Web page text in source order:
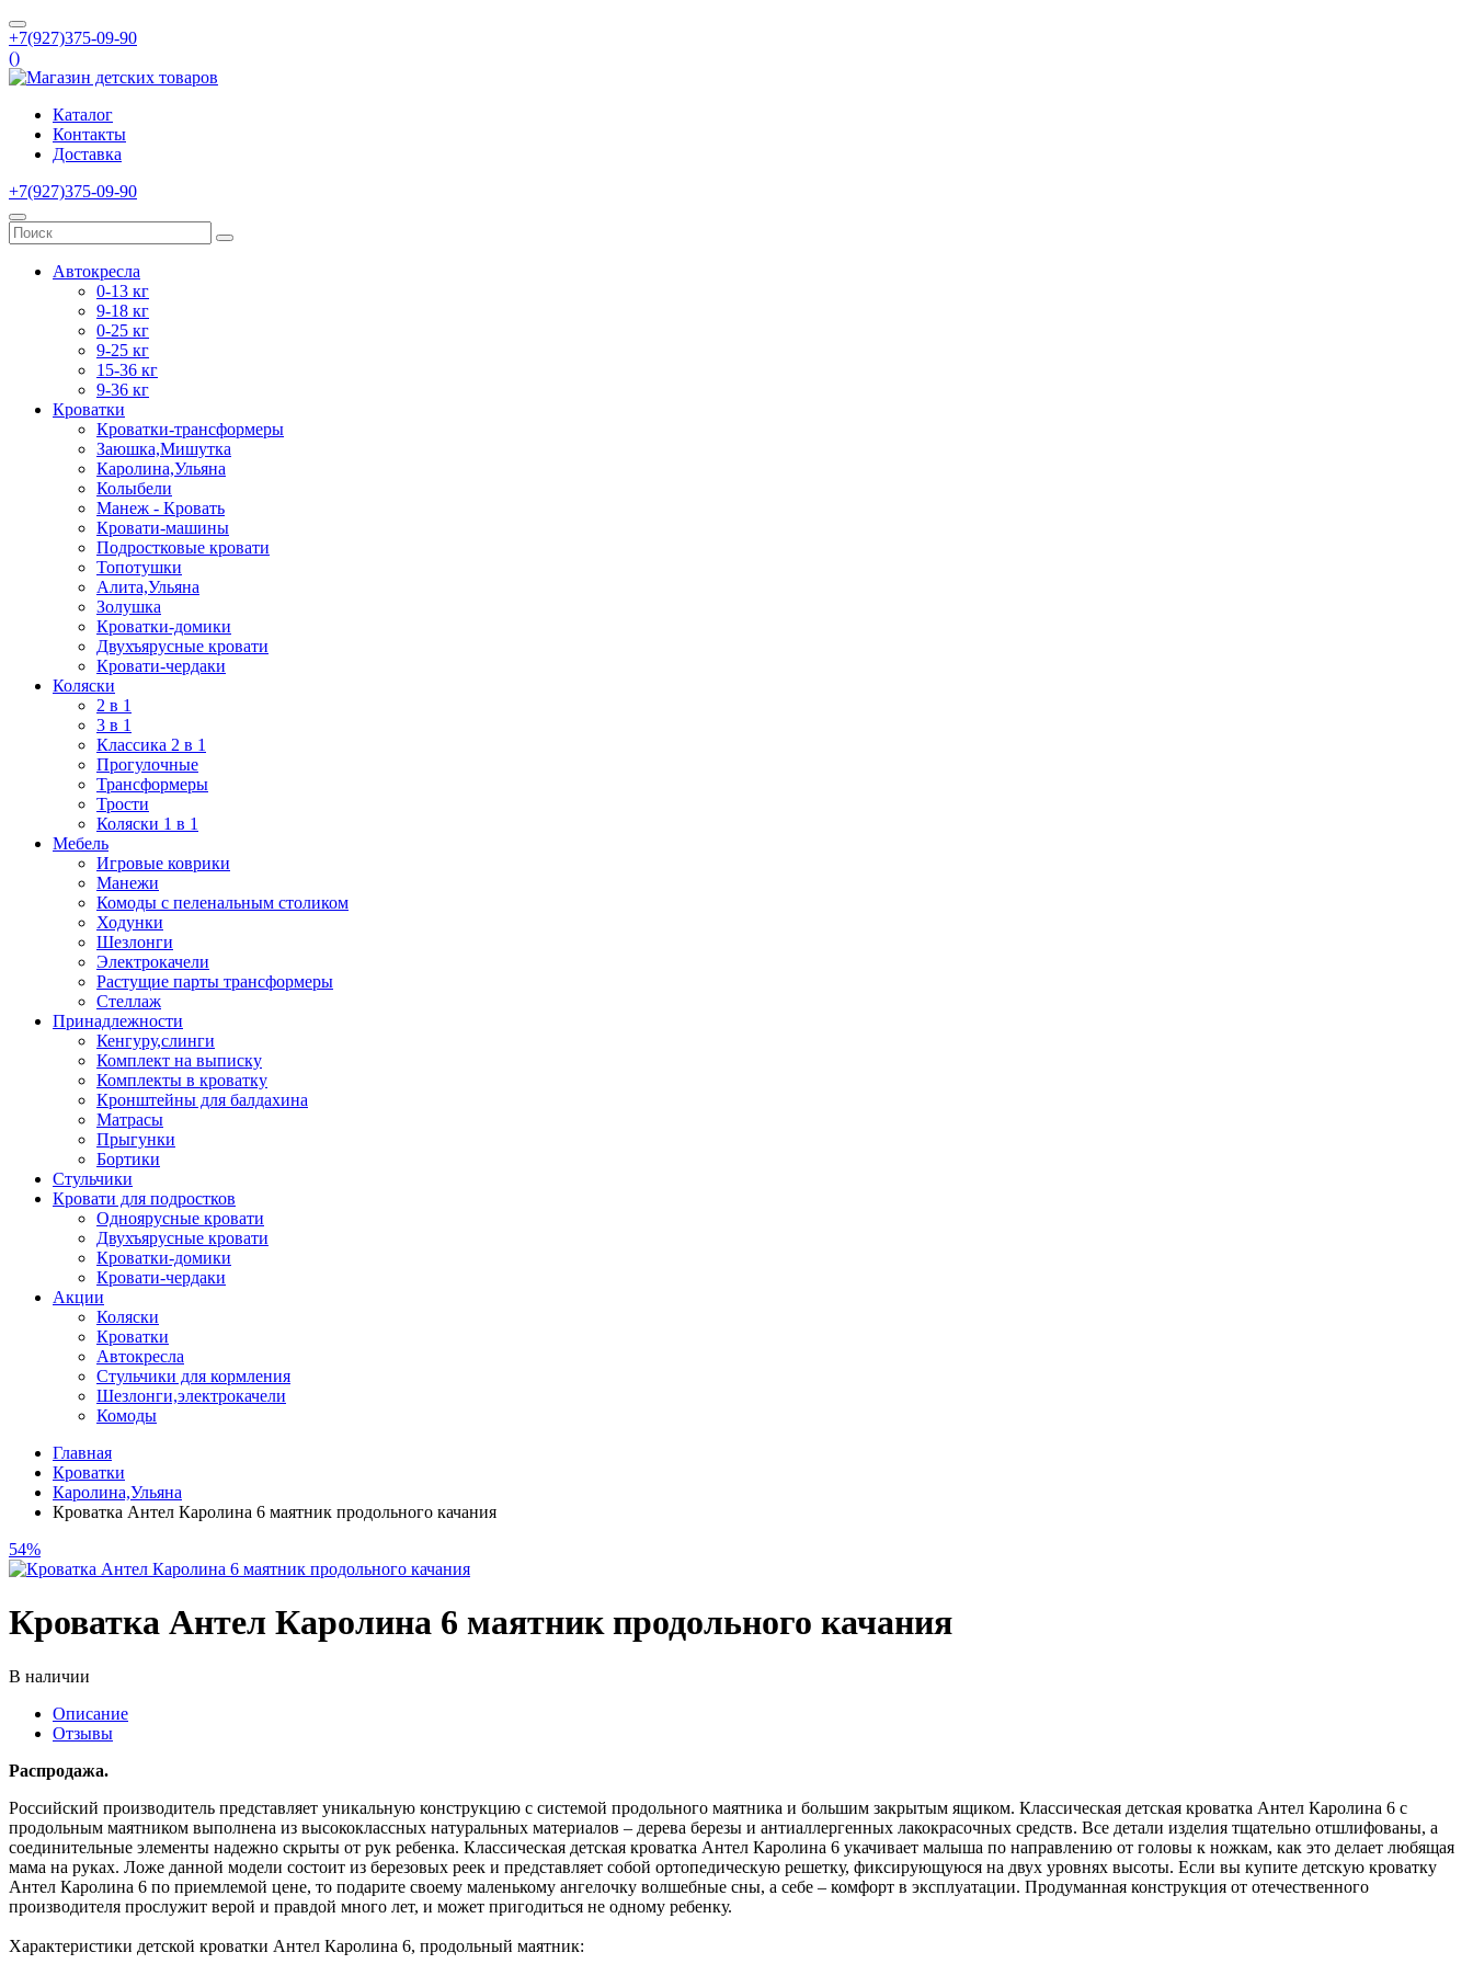
+7(927)375-09-90
()
Каталог
Контакты
Доставка
+7(927)375-09-90
Автокресла
0-13 кг
9-18 кг
0-25 кг
9-25 кг
15-36 кг
9-36 кг
Кроватки
Кроватки-трансформеры
Заюшка,Мишутка
Каролина,Ульяна
Колыбели
Манеж - Кровать
Кровати-машины
Подростковые кровати
Топотушки
Алита,Ульяна
Золушка
Кроватки-домики
Двухъярусные кровати
Кровати-чердаки
Коляски
2 в 1
3 в 1
Классика 2 в 1
Прогулочные
Трансформеры
Трости
Коляски 1 в 1
Мебель
Игровые коврики
Манежи
Комоды с пеленальным столиком
Ходунки
Шезлонги
Электрокачели
Растущие парты трансформеры
Стеллаж
Принадлежности
Кенгуру,слинги
Комплект на выписку
Комплекты в кроватку
Кронштейны для балдахина
Матрасы
Прыгунки
Бортики
Стульчики
Кровати для подростков
Одноярусные кровати
Двухъярусные кровати
Кроватки-домики
Кровати-чердаки
Акции
Коляски
Кроватки
Автокресла
Стульчики для кормления
Шезлонги,электрокачели
Комоды
Главная
Кроватки
Каролина,Ульяна
Кроватка Антел Каролина 6 маятник продольного качания
54%
Кроватка Антел Каролина 6 маятник продольного качания
В наличии
Описание
Отзывы
Распродажа.
Российский производитель представляет уникальную конструкцию с системой продольного маятника и большим закрытым ящиком. Классическая детская кроватка Антел Каролина 6 с
продольным маятником выполнена из высококлассных натуральных материалов – дерева березы и антиаллергенных лакокрасочных средств. Все детали изделия тщательно отшлифованы, а
соединительные элементы надежно скрыты от рук ребенка. Классическая детская кроватка Антел Каролина 6 укачивает малыша по направлению от головы к ножкам, как это делает любящая
мама на руках. Ложе данной модели состоит из березовых реек и представляет собой ортопедическую решетку, фиксирующуюся на двух уровнях высоты. Если вы купите детскую кроватку
Антел Каролина 6 по приемлемой цене, то подарите своему маленькому ангелочку волшебные сны, а себе – комфорт в эксплуатации. Продуманная конструкция от отечественного
производителя прослужит верой и правдой много лет, и может пригодиться не одному ребенку.
Характеристики детской кроватки Антел Каролина 6, продольный маятник: